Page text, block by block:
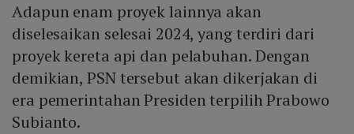
Adapun enam proyek lainnya akan
diselesaikan selesai 2024, yang terdiri dari
proyek kereta api dan pelabuhan. Dengan
demikian, PSN tersebut akan dikerjakan di
era pemerintahan Presiden terpilih Prabowo
Subianto.